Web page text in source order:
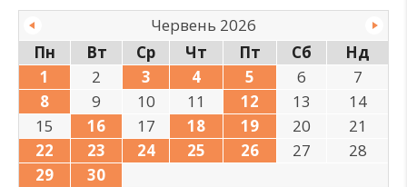
Червень 2026
Пн
Вт Ср Чт Пт Сб
Нд
1
2 3 4 5 6
7
8
9 10 11 12 13
14
15
16 17 18 19 20
21
22
23 24 25 26 27
28
29
30